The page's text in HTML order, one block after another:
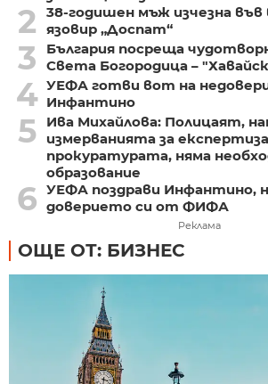
2
38-годишен мъж изчезна
язовир „Доспат“
3
България посреща
Света Богородица –
4 УЕФА готви вот на
Инфантино
5
Ива Михайлова: Полицаят,
измерванията за
прокуратурата, няма
образование
6 УЕФА поздрави Инфантино,
доверието си от ФИФА
Реклама
ОЩЕ ОТ: БИЗНЕС